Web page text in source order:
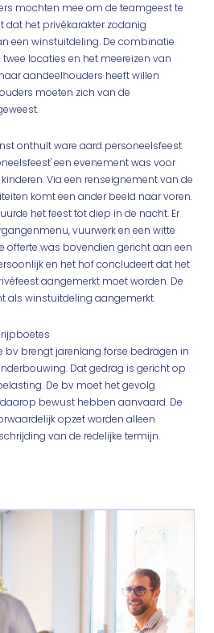
mochten mee om de teamgeest te
dat het privékarakter zodanig
een winstuitdeling. De combinatie
locaties en het meereizen van
aandeelhouders heeft willen
moeten zich van de
onthult ware aard personeelsfeest
een evenement was voor
Via een renseignement van de
komt een ander beeld naar voren.
het feest tot diep in de nacht. Er
vuurwerk en een witte
offerte was bovendien gericht aan een
en het hof concludeert dat het
aangemerkt moet worden. De
als winstuitdeling aangemerkt.
bv brengt jarenlang forse bedragen in
Dat gedrag is gericht op
De bv moet het gevolg
bewust hebben aanvaard. De
opzet worden alleen
van de redelijke termijn.